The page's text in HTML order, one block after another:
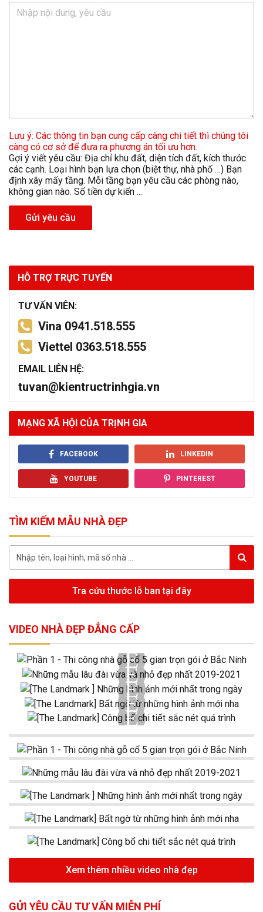
Lưu ý: Các thông tin bạn cung cấp càng chi tiết thì chúng tôi
càng có cơ sở để đưa ra phương án tối ưu hơn.
Gợi ý viết yêu cầu: Địa chỉ khu đất, diện tích đất, kích thước
các cạnh. Loại hình bạn lựa chọn (biệt thự, nhà phố …) Bạn
định xây mấy tầng. Mỗi tầng bạn yêu cầu các phòng nào,
không gian nào. Số tiền dự kiến ...
Gửi yêu cầu
HỖ TRỢ TRỰC TUYẾN
TƯ VẤN VIÊN:
Vina 0941.518.555
Viettel 0363.518.555
EMAIL LIÊN HỆ:
tuvan@kientructrinhgia.vn
MẠNG XÃ HỘI CỦA TRỊNH GIA
FACEBOOK LINKEDIN
YOUTUBE PINTEREST
TÌM KIẾM MẪU NHÀ ĐẸP
Tra cứu thước lỗ ban tại đây
VIDEO NHÀ ĐẸP ĐẲNG CẤP
Xem thêm nhiều video nhà đẹp
GỬI YÊU CẦU TƯ VẤN MIỄN PHÍ